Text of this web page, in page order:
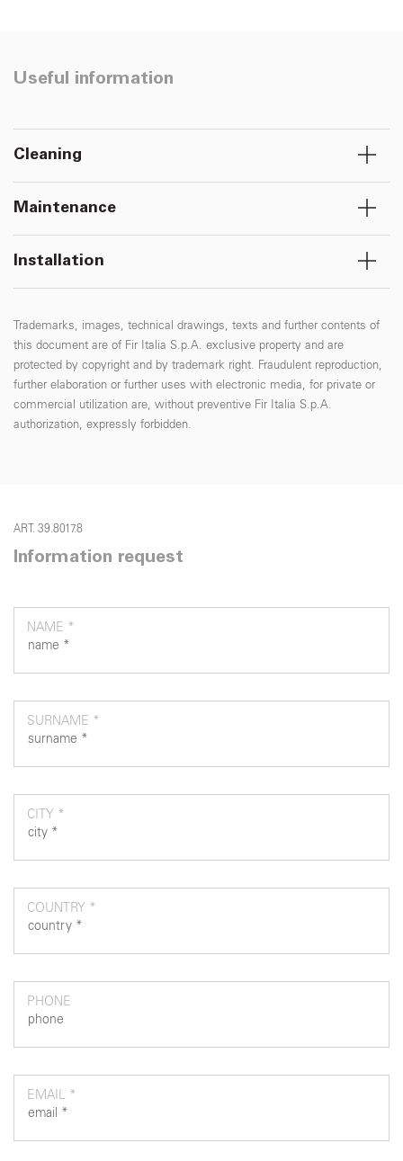
Useful information
Cleaning
Maintenance
Installation
Trademarks, images, technical drawings, texts and further contents of
this document are of Fir Italia S.p.A. exclusive property and are
protected by copyright and by trademark right. Fraudulent reproduction,
further elaboration or further uses with electronic media, for private or
commercial utilization are, without preventive Fir Italia S.p.A.
authorization, expressly forbidden.
ART. 39.8017.8
Information request
NAME *
SURNAME *
CITY *
COUNTRY *
PHONE
EMAIL *